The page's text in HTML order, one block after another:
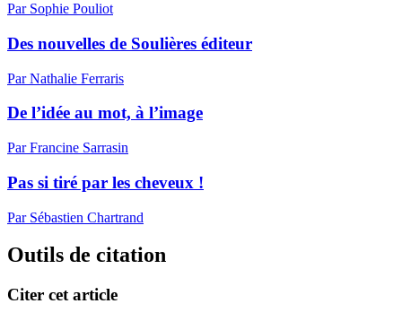
Par Sophie Pouliot
Des nouvelles de Soulières éditeur
Par Nathalie Ferraris
De l’idée au mot, à l’image
Par Francine Sarrasin
Pas si tiré par les cheveux !
Par Sébastien Chartrand
Outils de citation
Citer cet article